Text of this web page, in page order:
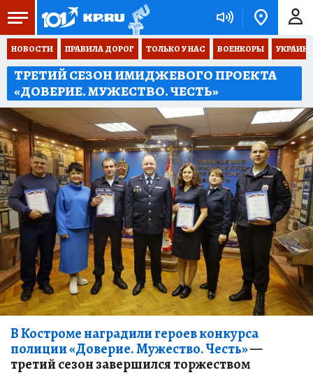
НОВОСТИ ПРАВИЛА ДОРОГ ТОЛЬКО У НАС ВОЕНКОРЫ
ТРЕТИЙ СЕЗОН ИМИДЖЕВОГО ПРОЕКТА
«ДОВЕРИЕ. МУЖЕСТВО. ЧЕСТЬ»
В Костроме наградили героев конкурса
полиции «Доверие. Мужество. Честь»—
третий сезон завершился торжеством